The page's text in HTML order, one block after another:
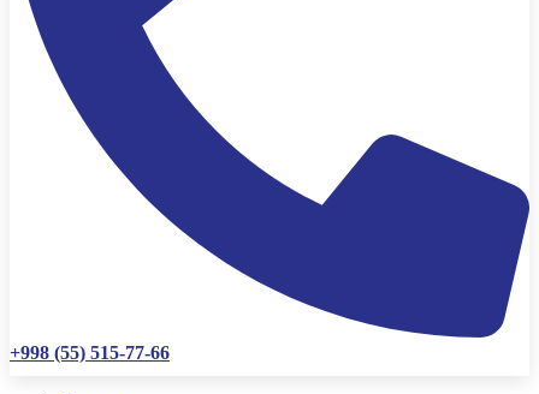
+998 (55) 515-77-66